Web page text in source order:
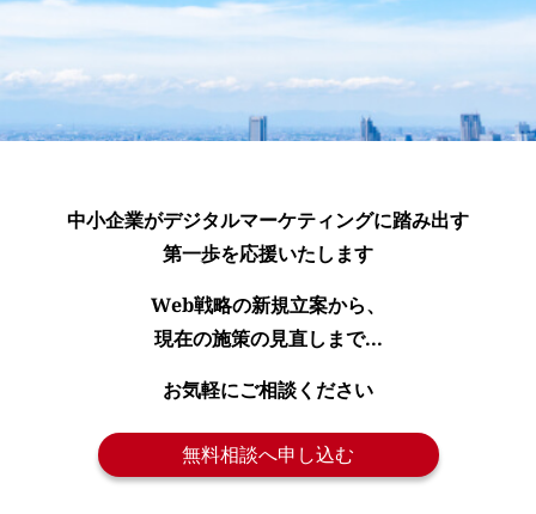
中小企業がデジタルマーケティングに踏み出す
第一歩を応援いたします
Web戦略の新規立案から、
現在の施策の見直しまで...
お気軽にご相談ください
無料相談へ申し込む